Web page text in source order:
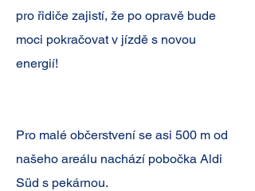
pro řidiče zajistí, že po opravě bude
moci pokračovat v jízdě s novou
energií!
Pro malé občerstvení se asi 500 m od
našeho areálu nachází pobočka Aldi
Süd s pekárnou.